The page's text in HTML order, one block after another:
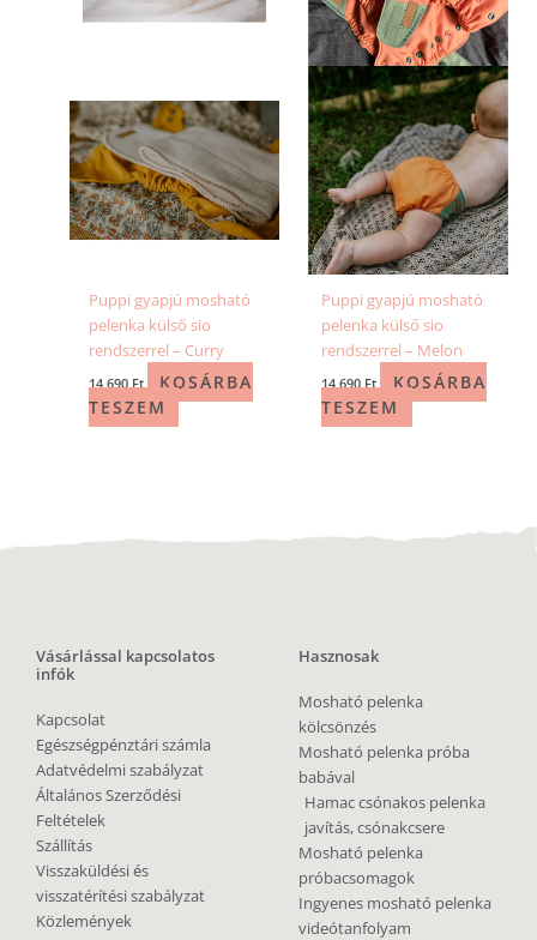
Puppi gyapjú mosható
pelenka külső sio
rendszerrel – Curry
14 690 Ft
KOSÁRBA
TESZEM
Puppi gyapjú mosható
pelenka külső sio
rendszerrel – Melon
14 690 Ft
KOSÁRBA
TESZEM
Vásárlással kapcsolatos
infók
Kapcsolat
Egészségpénztári számla
Adatvédelmi szabályzat
Általános Szerződési
Feltételek
Szállítás
Visszaküldési és
visszatérítési szabályzat
Közlemények
Hasznosak
Mosható pelenka
kölcsönzés
Mosható pelenka próba
babával
Hamac csónakos pelenka
javítás, csónakcsere
Mosható pelenka
próbacsomagok
Ingyenes mosható pelenka
videótanfolyam